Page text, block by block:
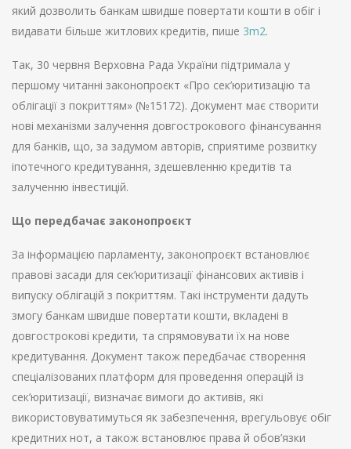
який дозволить банкам швидше повертати кошти в обіг і
видавати більше житлових кредитів, пише 3m2.
Так, 30 червня Верховна Рада України підтримала у
першому читанні законопроєкт «Про сек’юритизацію та
облігації з покриттям» (№15172). Документ має створити
нові механізми залучення довгострокового фінансування
для банків, що, за задумом авторів, сприятиме розвитку
іпотечного кредитування, здешевленню кредитів та
залученню інвестицій.
Що передбачає законопроєкт
За інформацією парламенту, законопроєкт встановлює
правові засади для сек’юритизації фінансових активів і
випуску облігацій з покриттям. Такі інструменти дадуть
змогу банкам швидше повертати кошти, вкладені в
довгострокові кредити, та спрямовувати їх на нове
кредитування. Документ також передбачає створення
спеціалізованих платформ для проведення операцій із
сек’юритизації, визначає вимоги до активів, які
використовуватимуться як забезпечення, врегульовує обіг
кредитних нот, а також встановлює права й обов’язки